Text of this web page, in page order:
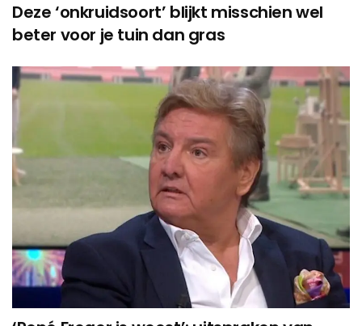
Deze ‘onkruidsoort’ blijkt misschien wel
beter voor je tuin dan gras